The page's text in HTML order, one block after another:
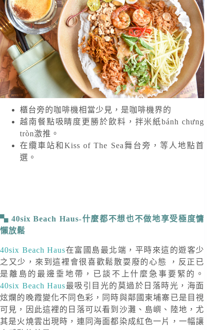
櫃台旁的咖啡機相當少見，是咖啡機界的
越南餐點吸睛度更勝於飲料，拌米紙bánh chưng
tròn激推。
在纜車站和Kiss of The Sea舞台旁，等人地點首
選。
40six Beach Haus-什麼都不想也不做地享受極度慵
懶放鬆
40six Beach Haus在富國島最北端，平時來這的遊客少
之又少，來到這裡會很喜歡鬆散耍廢的心態 ，反正已
是離島的最邊垂地帶，已談不上什麼急事要緊的。
40six Beach Haus最吸引目光的莫過於日落時光，海面
炫爛的晚霞變化不同色彩，同時與鄰國柬埔寨已是目視
可見，因此這裡的日落可以看到沙灘、島嶼、陸地，尤
其是火燒雲出現時，連同海面都染成紅色一片，一幅讓